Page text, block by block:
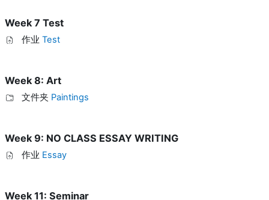
Week 7 Test
作业 Test
Week 8: Art
文件夹 Paintings
Week 9: NO CLASS ESSAY WRITING
作业 Essay
Week 11: Seminar